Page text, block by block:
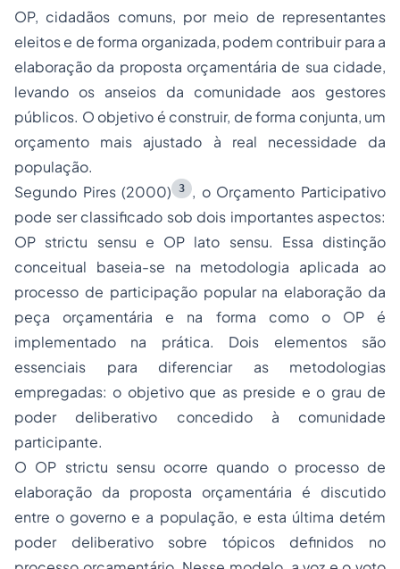
OP, cidadãos comuns, por meio de representantes
eleitos e de forma organizada, podem contribuir para a
elaboração da proposta orçamentária de sua cidade,
levando os anseios da comunidade aos gestores
públicos. O objetivo é construir, de forma conjunta, um
orçamento mais ajustado à real necessidade da
população.
Segundo Pires (2000) 3
, o Orçamento Participativo
pode ser classificado sob dois importantes aspectos:
OP strictu sensu e OP lato sensu. Essa distinção
conceitual baseia-se na metodologia aplicada ao
processo de participação popular na elaboração da
peça orçamentária e na forma como o OP é
implementado na prática. Dois elementos são
essenciais para diferenciar as metodologias
empregadas: o objetivo que as preside e o grau de
poder deliberativo concedido à comunidade
participante.
O OP strictu sensu ocorre quando o processo de
elaboração da proposta orçamentária é discutido
entre o governo e a população, e esta última detém
poder deliberativo sobre tópicos definidos no